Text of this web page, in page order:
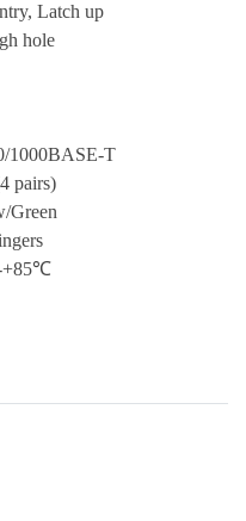
Latch up
hole
1000BASE-T
pairs)
Green